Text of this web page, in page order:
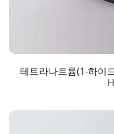
테트라나트륨(1-하이